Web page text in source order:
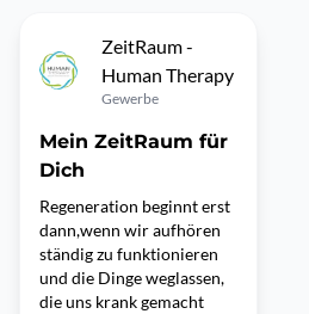
ZeitRaum -
Human Therapy
Gewerbe
Mein ZeitRaum für
Dich
Regeneration beginnt erst
dann,wenn wir aufhören
ständig zu funktionieren
und die Dinge weglassen,
die uns krank gemacht